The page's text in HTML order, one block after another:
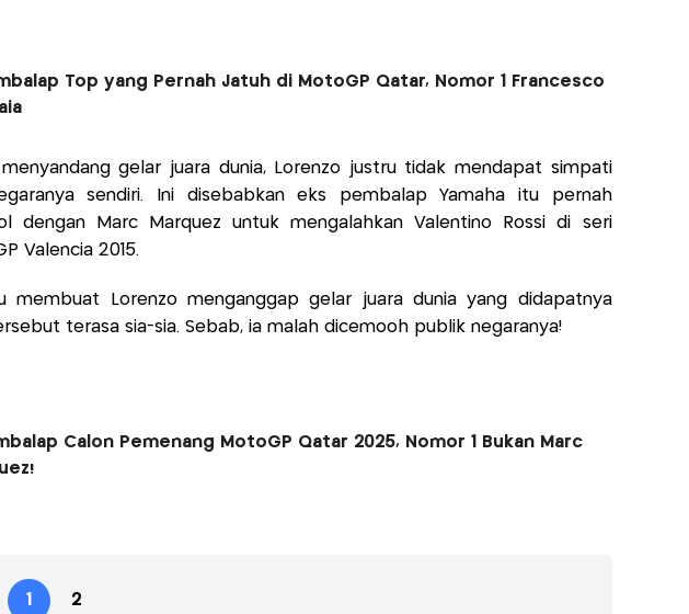
Top yang Pernah Jatuh di MotoGP Qatar, Nomor 1 Francesco
gelar juara dunia, Lorenzo justru tidak mendapat simpati
sendiri. Ini disebabkan eks pembalap Yamaha itu pernah
dengan Marc Marquez untuk mengalahkan Valentino Rossi di seri
Valencia 2015.
membuat Lorenzo menganggap gelar juara dunia yang didapatnya
terasa sia-sia. Sebab, ia malah dicemooh publik negaranya!
Calon Pemenang MotoGP Qatar 2025, Nomor 1 Bukan Marc
1 2